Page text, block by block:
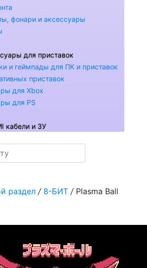
фонари и аксессуары
для приставок
и геймпады для ПК и приставок
приставок
для Xbox
для PS
кабели и ЗУ
раздел / 8-БИТ / Plasma Ball